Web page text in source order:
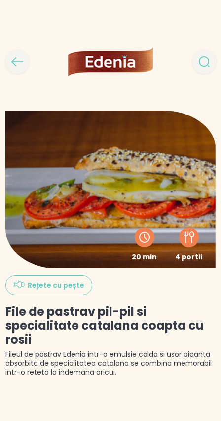
20 min 4 portii
Rețete cu pește
File de pastrav pil-pil si
specialitate catalana coapta cu
rosii
Fileul de pastrav Edenia intr-o emulsie calda si usor picanta
absorbita de specialitatea catalana se combina memorabil
intr-o reteta la indemana oricui.